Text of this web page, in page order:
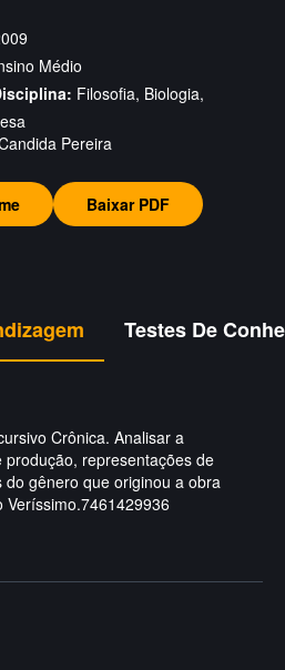
Médio
Filosofia, Biologia,
Pereira
Baixar PDF
Testes De
Crônica. Analisar a
representações de
gênero que originou a obra